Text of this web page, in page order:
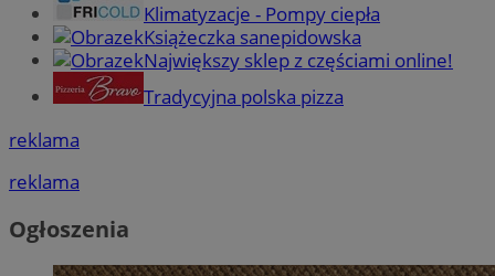
Klimatyzacje - Pompy ciepła
Książeczka sanepidowska
Największy sklep z częściami online!
Tradycyjna polska pizza
reklama
reklama
Ogłoszenia